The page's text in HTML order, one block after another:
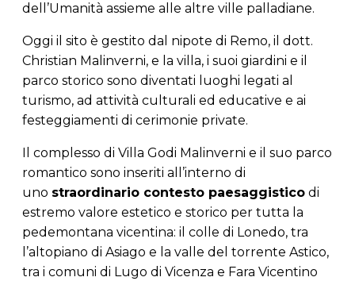
dell’Umanità assieme alle altre ville palladiane.
Oggi il sito è gestito dal nipote di Remo, il dott.
Christian Malinverni, e la villa, i suoi giardini e il
parco storico sono diventati luoghi legati al
turismo, ad attività culturali ed educative e ai
festeggiamenti di cerimonie private.
Il complesso di Villa Godi Malinverni e il suo parco
romantico sono inseriti all’interno di
uno straordinario contesto paesaggistico di
estremo valore estetico e storico per tutta la
pedemontana vicentina: il colle di Lonedo, tra
l’altopiano di Asiago e la valle del torrente Astico,
tra i comuni di Lugo di Vicenza e Fara Vicentino